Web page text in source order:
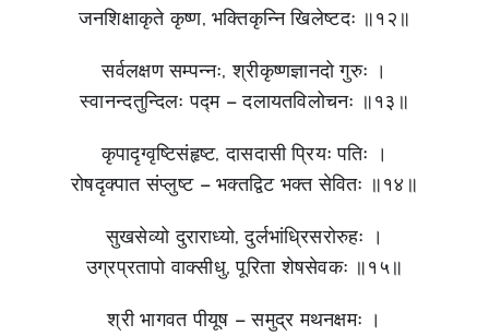
जनशिक्षाकृते कृष्ण, भक्तिकृन्नि खिलेष्टदः ॥१२॥
सर्वलक्षण सम्पन्नः, श्रीकृष्णज्ञानदो गुरुः ।
स्वानन्दतुन्दिलः पद्म – दलायतविलोचनः ॥१३॥
कृपादृग्वृष्टिसंहृष्ट, दासदासी प्रियः पतिः ।
रोषदृक्पात संप्लुष्ट – भक्तद्विट भक्त सेवितः ॥१४॥
सुखसेव्यो दुराराध्यो, दुर्लभांध्रिसरोरुहः ।
उग्रप्रतापो वाक्सीधु, पूरिता शेषसेवकः ॥१५॥
श्री भागवत पीयूष – समुद्र मथनक्षमः ।